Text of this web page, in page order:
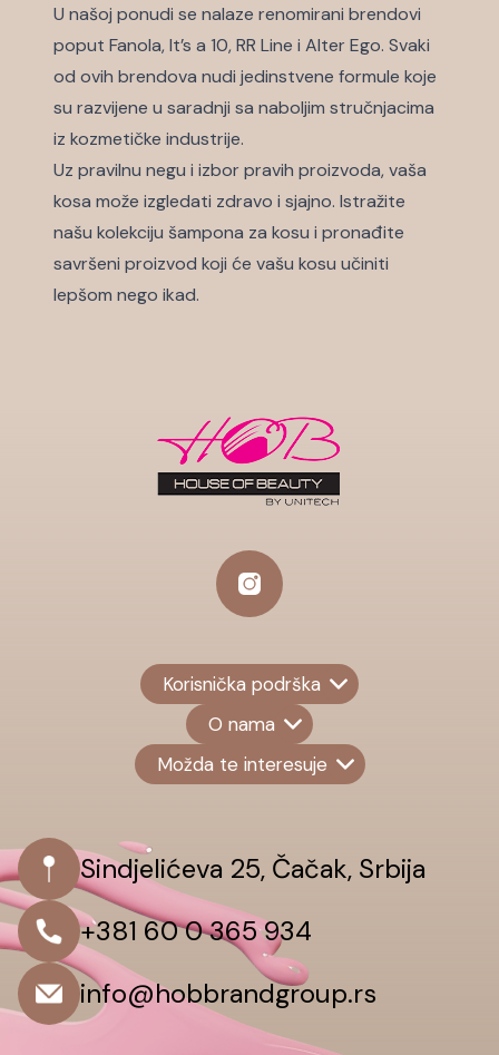
U našoj ponudi se nalaze renomirani brendovi
poput Fanola, It’s a 10, RR Line i Alter Ego. Svaki
od ovih brendova nudi jedinstvene formule koje
su razvijene u saradnji sa naboljim stručnjacima
iz kozmetičke industrije.
Uz pravilnu negu i izbor pravih proizvoda, vaša
kosa može izgledati zdravo i sjajno. Istražite
našu kolekciju šampona za kosu i pronađite
savršeni proizvod koji će vašu kosu učiniti
lepšom nego ikad.
Korisnička podrška
O nama
Možda te interesuje
Sindjelićeva 25, Čačak, Srbija
+381 60 0 365 934
info@hobbrandgroup.rs